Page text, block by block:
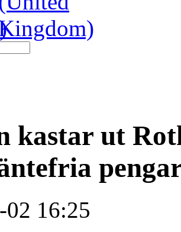
kastar ut
16:25